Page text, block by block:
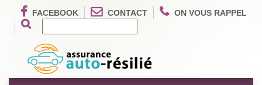
FACEBOOK CONTACT ON VOUS RAPPEL